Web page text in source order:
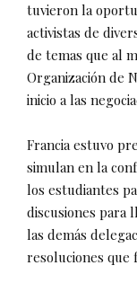
tuvieron la
activistas de
de temas que al
Organización de
inicio a las
Francia estuvo
simulan en la
los estudiantes
discusiones para
las demás
resoluciones que